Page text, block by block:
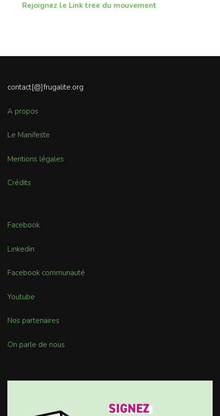
Rejoignez le Link tree du mouvement
contact[@]frugalite.org
A propos
Le Manifeste
Mentions légales
Crédits
Facebook
Linkedin
Facebook communauté
Youtube
Nos partenaires
On parle de nous